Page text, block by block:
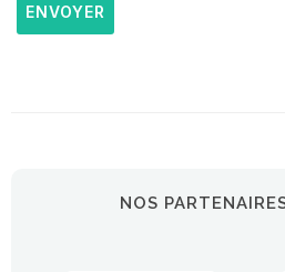
ENVOYER
NOS